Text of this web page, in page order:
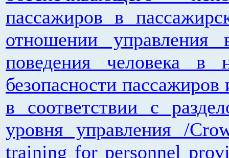
пассажиров в
отношении
поведения человека в
безопасности
в соответствии с
уровня управления /
training for personnel